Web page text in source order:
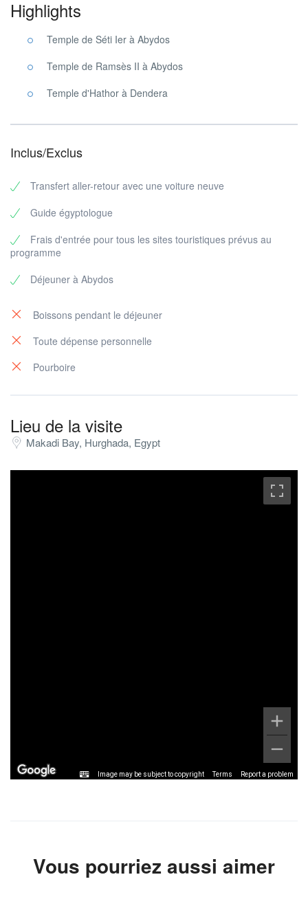
Highlights
Temple de Séti Ier à Abydos
Temple de Ramsès II à Abydos
Temple d'Hathor à Dendera
Inclus/Exclus
Transfert aller-retour avec une voiture neuve
Guide égyptologue
Frais d'entrée pour tous les sites touristiques prévus au
programme
Déjeuner à Abydos
Boissons pendant le déjeuner
Toute dépense personnelle
Pourboire
Lieu de la visite
Makadi Bay, Hurghada, Egypt
Image may be subject to copyright Terms Report a problem
Vous pourriez aussi aimer